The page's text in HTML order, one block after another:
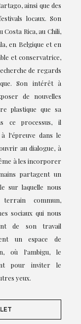
ainsi que des
locaux. Son
Rica, au Chili,
en Belgique et en
et conservatrice,
de regards
Son intérêt à
de nouvelles
plastique que sa
ce processus, il
l'épreuve dans le
au dialogue, à
à les incorporer
partagent un
sur laquelle nous
commun,
sociaux qui nous
de son travail
un espace de
où l'ambigu, le
pour inviter le
yeux.